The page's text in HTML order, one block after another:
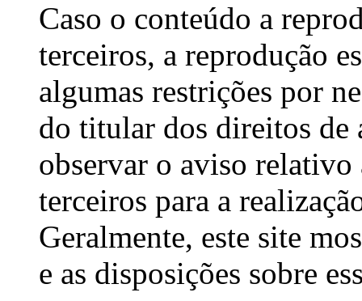
Caso o conteúdo a
terceiros, a reprodução
algumas restrições por
do titular dos direitos
observar o aviso
terceiros para a
Geralmente, este site
e as disposições sobre